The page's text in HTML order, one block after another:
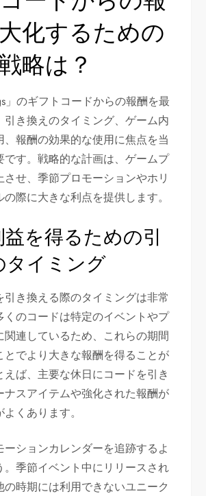
化するための
略は？
」のギフトコードからの報酬を最
引き換えのタイミング、ゲーム内
、報酬の効果的な使用に焦点を当
です。戦略的な計画は、ゲームプ
させ、季節プロモーションやホリ
際に大きな利点を提供します。
を得るための引
タイミング
引き換える際のタイミングは非常
くのコードは特定のイベントやプ
関連しているため、これらの期間
とでより大きな報酬を得ることが
えば、主要な休日にコードを引き
ナスアイテムや強化された報酬が
くあります。
ションカレンダーを追跡するよ
。季節イベント中にリリースされ
の時期には利用できないユニーク